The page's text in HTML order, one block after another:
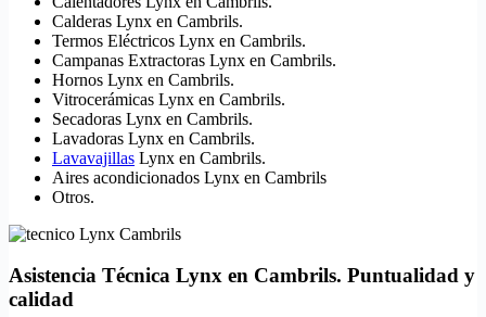
Calderas Lynx en Cambrils.
Termos Eléctricos Lynx en Cambrils.
Campanas Extractoras Lynx en Cambrils.
Hornos Lynx en Cambrils.
Vitrocerámicas Lynx en Cambrils.
Secadoras Lynx en Cambrils.
Lavadoras Lynx en Cambrils.
Lavavajillas Lynx en Cambrils.
Aires acondicionados Lynx en Cambrils
Otros.
Asistencia Técnica Lynx en Cambrils. Puntualidad y
calidad